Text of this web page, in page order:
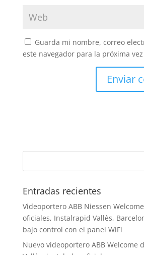
Guarda mi nombre, correo
este navegador para la próxima
Entradas recientes
Videoportero ABB Niessen
oficiales, Instalrapid Vallès,
bajo control con el panel WiFi
Nuevo videoportero ABB Welcome